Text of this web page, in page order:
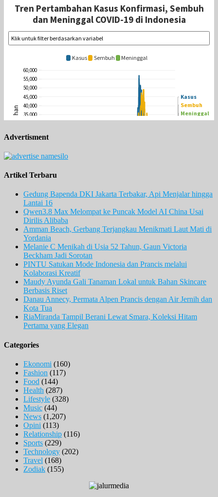
Advertisment
Artikel Terbaru
Gedung Bapenda DKI Jakarta Terbakar, Api Menjalar hingga
Lantai 16
Qwen3.8 Max Melompat ke Puncak Model AI China Usai
Dirilis Alibaba
Amman Beach, Gerbang Terjangkau Menikmati Laut Mati di
Yordania
Melanie C Menikah di Usia 52 Tahun, Gaun Victoria
Beckham Jadi Sorotan
PINTU Satukan Mode Indonesia dan Prancis melalui
Kolaborasi Kreatif
Maudy Ayunda Gali Tanaman Lokal untuk Bahan Skincare
Berbasis Riset
Danau Annecy, Permata Alpen Prancis dengan Air Jernih dan
Kota Tua
RiaMiranda Tampil Berani Lewat Smara, Koleksi Hitam
Pertama yang Elegan
Categories
Ekonomi (160)
Fashion (117)
Food (144)
Health (287)
Lifestyle (328)
Music (44)
News (1,207)
Opini (113)
Relationship (116)
Sports (229)
Technology (202)
Travel (168)
Zodiak (155)